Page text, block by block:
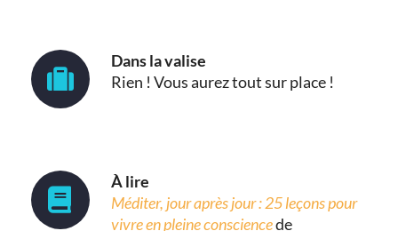
Dans la valise
Rien ! Vous aurez tout sur place !
À lire
Méditer, jour après jour : 25 leçons pour
vivre en pleine consciencede